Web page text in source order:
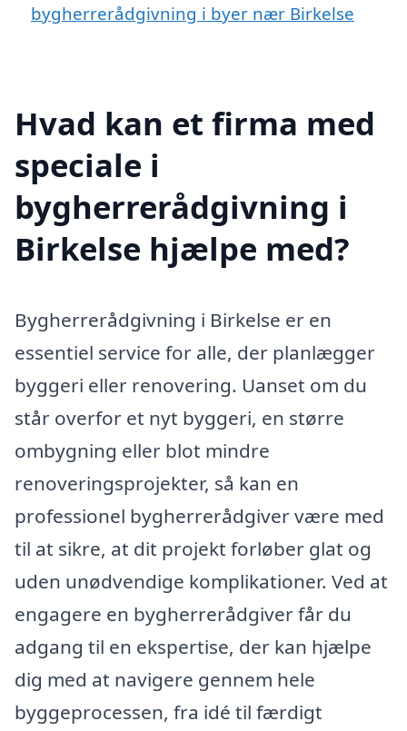
bygherrerådgivning i byer nær Birkelse
Hvad kan et firma med
speciale i
bygherrerådgivning i
Birkelse hjælpe med?
Bygherrerådgivning i Birkelse er en
essentiel service for alle, der planlægger
byggeri eller renovering. Uanset om du
står overfor et nyt byggeri, en større
ombygning eller blot mindre
renoveringsprojekter, så kan en
professionel bygherrerådgiver være med
til at sikre, at dit projekt forløber glat og
uden unødvendige komplikationer. Ved at
engagere en bygherrerådgiver får du
adgang til en ekspertise, der kan hjælpe
dig med at navigere gennem hele
byggeprocessen, fra idé til færdigt